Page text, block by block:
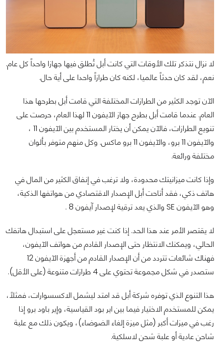
لا نزال نتذكر تلك الأوقات التي كانت أبل تُطلق فيها جهازا واحداً كل عام.
نعم، لقد كان حدثاً عالميا، لكنه كان طرازاً واحدا على أية حال.
الآن توجد الكثير من الطرازات المختلفة التي قامت أبل بطرحها هذا
العام. عندما قامت أبل بطرح جهاز الآيفون 11 لهذا العام، حرصت على
تنويع الطرازات، فالآن يمكن أن يختار المستخدم بين الآيفون 11 ،
والآيفون 11 برو، والآيفون 11 برو ماكس. وكل منهم متوفر بألوان
مختلفة ورائعة.
وإذا كانت ميزانيتك محدودة، ولا ترغب في إنفاق الكثير من المال في
هاتف ذكي، فقد أتاحت أبل الإصدار الاقتصادي من هواتفها الذكية،
وهو الآيفون SE والذي يعد ترقية لإصدار آيفون 8 .
لا يقتصر الأمر عند هذا الحد. إذا كنت غير مستعجل على استبدال هاتفك
الحالي، ويمكنك الانتظار حتى الإصدار القادم من هواتف الآيفون،
فهناك شائعات تتردد من أن الإصدار القادم من أجهزة الآيفون 12
ستصدر في شكل مجموعة تحتوي على 4 طرازات متنوعة (على الأقل).
هذا التنوع الذي توفره شركة أبل قد امتد ليشمل الاكسسوارات، فمثلاً،
يمكن للمستخدم الاختيار فيما بين اير بود القياسية، وإير باود برو إذا
رغب في ميزات أكبر (مثل ميزة إلغاء الضوضاء)، ويكون ذلك مع علبة
شاحن عادية أو علبة شحن لاسلكية.